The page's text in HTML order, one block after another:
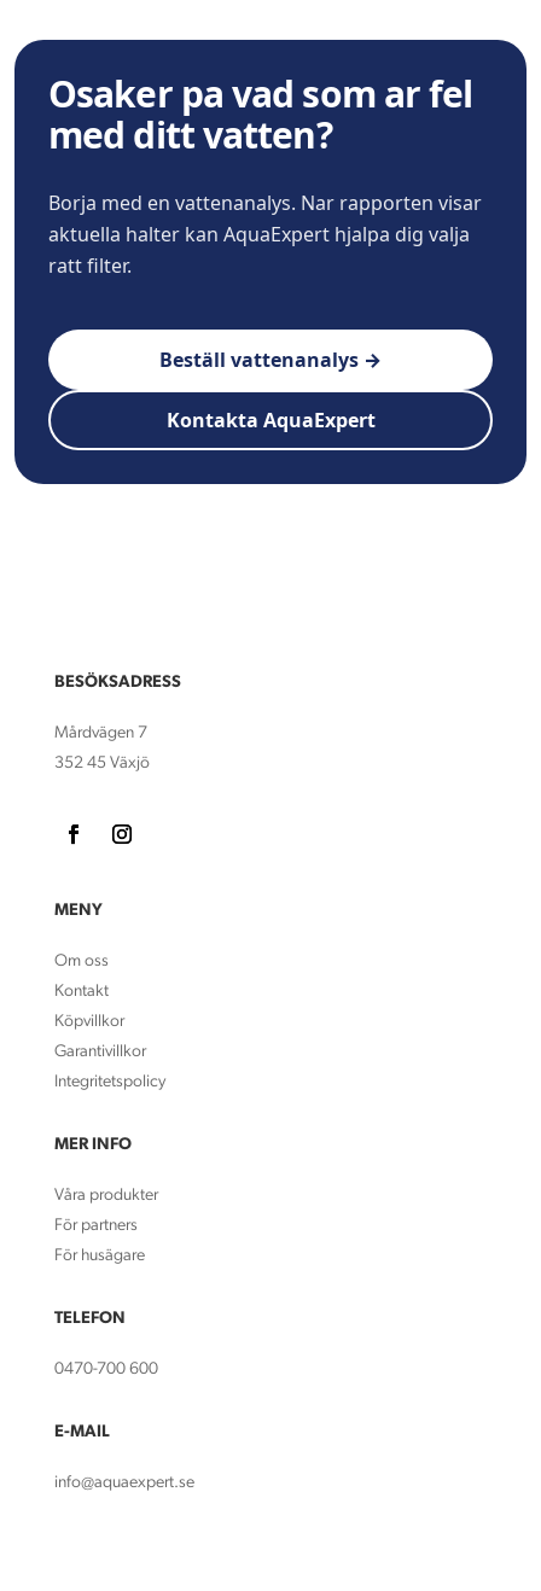
Osaker pa vad som ar fel
med ditt vatten?
Borja med en vattenanalys. Nar rapporten visar
aktuella halter kan AquaExpert hjalpa dig valja
ratt filter.
Beställ vattenanalys →
Kontakta AquaExpert
BESÖKSADRESS
Mårdvägen 7
352 45 Växjö
MENY
Om oss
Kontakt
Köpvillkor
Garantivillkor
Integritetspolicy
MER INFO
Våra produkter
För partners
För husägare
TELEFON
0470-700 600
E-MAIL
info@aquaexpert.se